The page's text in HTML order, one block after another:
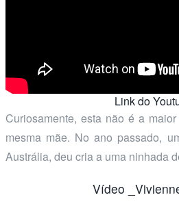
Link do
Curiosamente, esta não é a
mesma mãe. No ano passado,
Austrália, deu cria a uma ninhada
Vídeo